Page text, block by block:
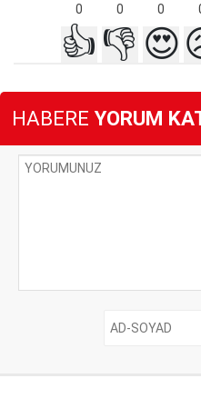
0 0 0
👍 👎 😍
HABERE YORUM